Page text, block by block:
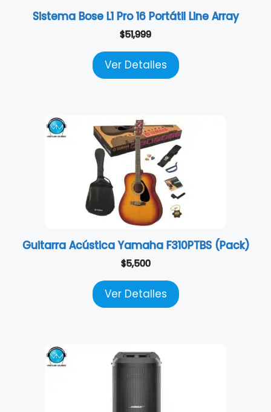
Sistema Bose L1 Pro 16 Portátil Line Array
$51,999
Ver Detalles
Guitarra Acústica Yamaha F310PTBS (Pack)
$5,500
Ver Detalles